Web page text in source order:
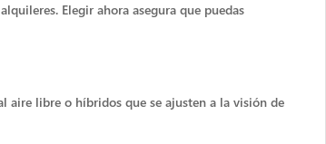
Elegir ahora asegura que puedas
aire libre o híbridos que se ajusten a la visión de